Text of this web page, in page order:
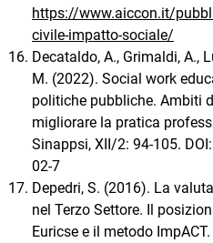
https://www.aiccon.it/
civile-impatto-sociale/
Decataldo, A., Grimaldi, A.,
M. (2022). Social work
politiche pubbliche. Ambiti
migliorare la pratica
Sinappsi, XII/2: 94-105.
02-7
Depedri, S. (2016). La
nel Terzo Settore. Il
Euricse e il metodo